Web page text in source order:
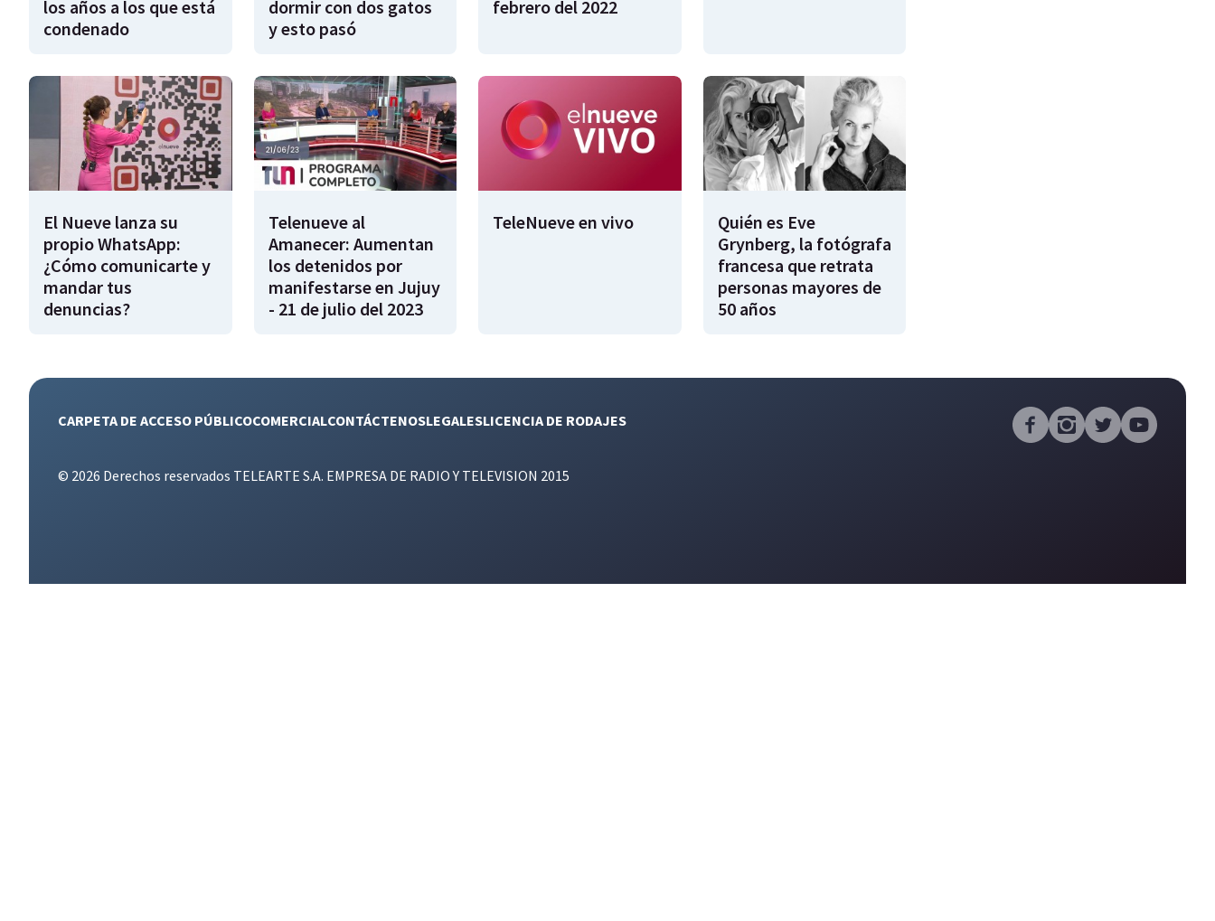
los años a los que está
condenado
dormir con dos gatos
y esto pasó
febrero del 2022
El Nueve lanza su
propio WhatsApp:
¿Cómo comunicarte y
mandar tus
denuncias?
Telenueve al
Amanecer: Aumentan
los detenidos por
manifestarse en Jujuy
- 21 de julio del 2023
TeleNueve en vivo
Quién es Eve
Grynberg, la fotógrafa
francesa que retrata
personas mayores de
50 años
CARPETA DE ACCESO PÚBLICOCOMERCIALCONTÁCTENOSLEGALESLICENCIA DE RODAJES
© 2026 Derechos reservados TELEARTE S.A. EMPRESA DE RADIO Y TELEVISION 2015